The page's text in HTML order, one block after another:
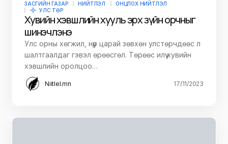
ЗАСГИЙН ГАЗАР НИЙТЛЭЛ
ОНЦЛОХ НИЙТЛЭЛ
УЛС ТӨР
Хувийн хэвшлийн хууль эрх зүйн орчныг
шинэчлэнэ
Улс орны хөгжил, нүүр царай зөвхөн улстөрчдөөс л
шалтгаалдаг гэвэл өрөөсгөл. Төрөөс илүү хувийн
хэвшлийн оролцоо…
Niitlel.mn 17/11/2023